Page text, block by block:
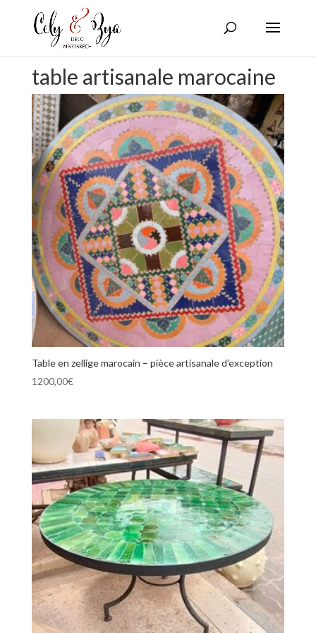
table artisanale marocaine
Table en zellige marocain – pièce artisanale d’exception
1200,00€